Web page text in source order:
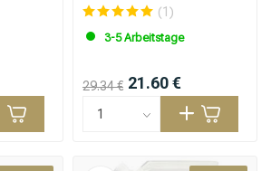
(1)
3-5 Arbeitstage
29.34 € 21.60 €